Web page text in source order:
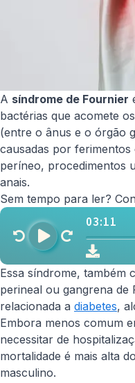
A síndrome de Fournier
bactérias que acomete
(entre o ânus e o órgão
causadas por
períneo, procedimentos
anais.
Sem tempo para ler?
Essa síndrome, também
perineal ou gangrena de
relacionada a diabetes,
Embora menos comum
necessitar de
mortalidade é mais alta
masculino.